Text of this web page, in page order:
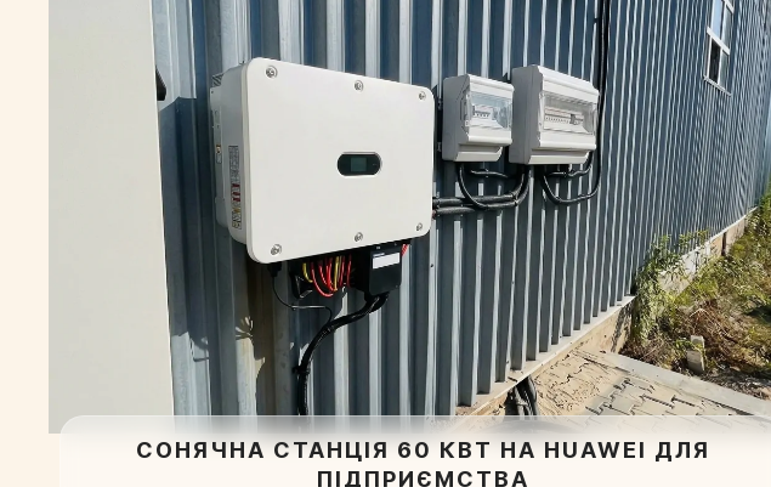
СОНЯЧНА СТАНЦІЯ 60 КВТ НА HUAWEI ДЛЯ
ПІДПРИЄМСТВА